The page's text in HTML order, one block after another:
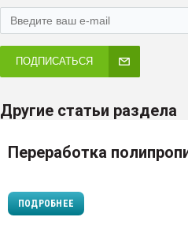
ПОДПИСАТЬСЯ
Другие статьи раздела
Переработка
ПОДРОБНЕЕ